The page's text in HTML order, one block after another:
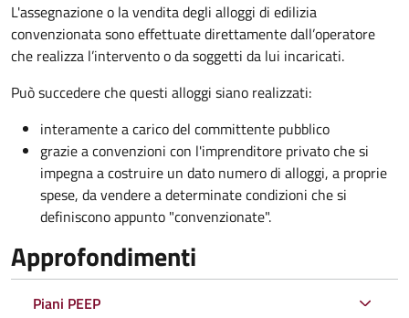
L'assegnazione o la vendita degli alloggi di edilizia
convenzionata sono effettuate direttamente dall’operatore
che realizza l’intervento o da soggetti da lui incaricati.
Può succedere che questi alloggi siano realizzati:
interamente a carico del committente pubblico
grazie a convenzioni con l'imprenditore privato che si
impegna a costruire un dato numero di alloggi, a proprie
spese, da vendere a determinate condizioni che si
definiscono appunto "convenzionate".
Approfondimenti
Piani PEEP